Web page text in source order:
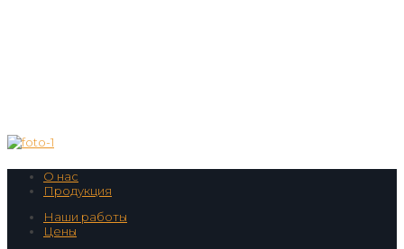
О нас
Продукция
Наши работы
Цены